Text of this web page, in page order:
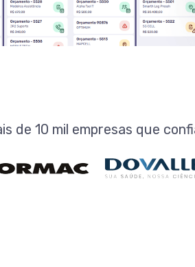
de 10 mil empresas que